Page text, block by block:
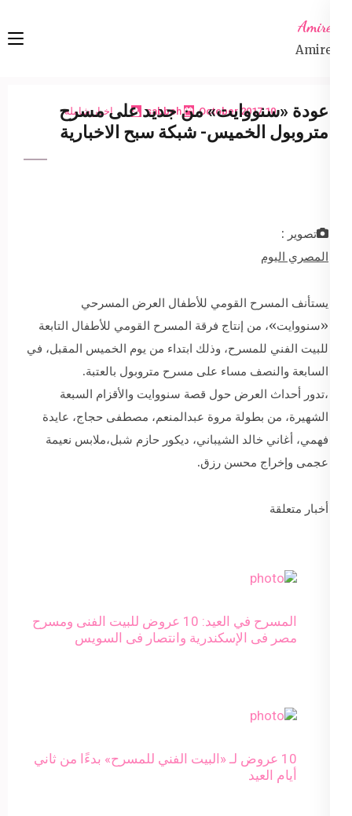
content
Amireta
Amireta
10 October 2017
sabbeh اخبار شاملة
عودة «سنووايت» من جديد على مسرح
متروبول الخميس- شبكة سبح الاخبارية
تصوير :
المصري اليوم
يستأنف المسرح القومي للأطفال العرض المسرحي
«سنووايت»، من إنتاج فرقة المسرح القومي للأطفال التابعة
للبيت الفني للمسرح، وذلك ابتداء من يوم الخميس المقبل، في
السابعة والنصف مساء على مسرح متروبول بالعتبة.
،تدور أحداث العرض حول قصة سنووايت والأقزام السبعة
الشهيرة، من بطولة مروة عبدالمنعم، مصطفى حجاج، عايدة
فهمي، أغاني خالد الشيباني، ديكور حازم شبل،ملابس نعيمة
عجمى وإخراج محسن رزق.
أخبار متعلقة
المسرح في العيد: 10 عروض للبيت الفنى ومسرح
مصر فى الإسكندرية وانتصار فى السويس
10 عروض لـ «البيت الفني للمسرح» بدءًا من ثاني
أيام العيد